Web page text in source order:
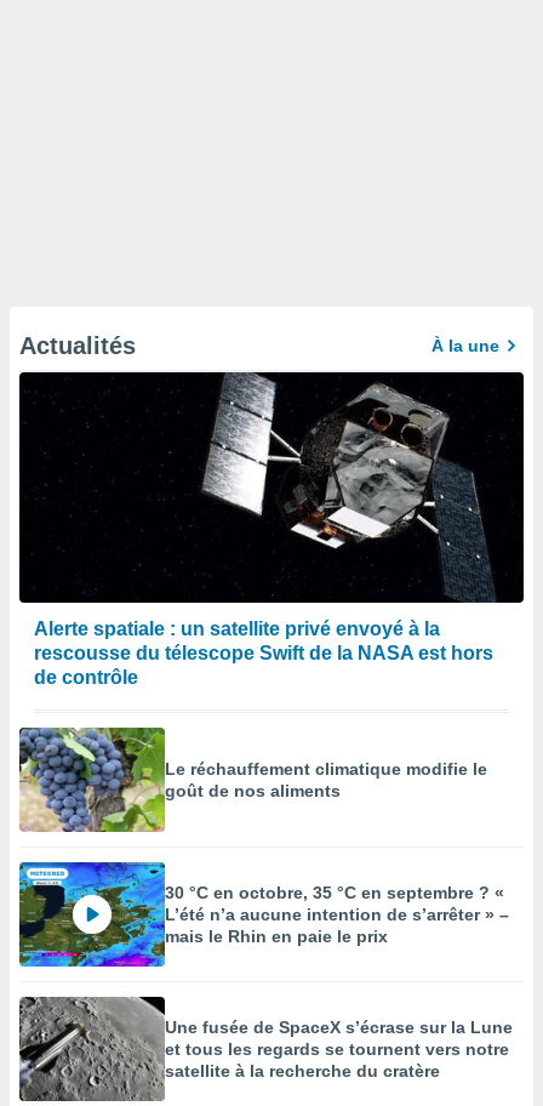
Actualités À la une
Alerte spatiale : un satellite privé envoyé à la
rescousse du télescope Swift de la NASA est hors
de contrôle
Le réchauffement climatique modifie le
goût de nos aliments
30 °C en octobre, 35 °C en septembre ? «
L’été n’a aucune intention de s’arrêter » –
mais le Rhin en paie le prix
Une fusée de SpaceX s’écrase sur la Lune
et tous les regards se tournent vers notre
satellite à la recherche du cratère